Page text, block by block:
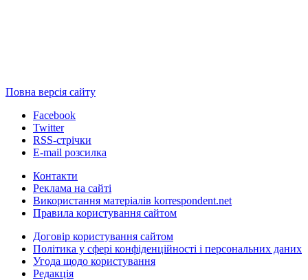
Повна версія сайту
Facebook
Twitter
RSS-стрічки
E-mail розсилка
Контакти
Реклама на сайті
Використання матеріалів korrespondent.net
Правила користування сайтом
Договір користування сайтом
Політика у сфері конфіденційності і персональних даних
Угода щодо користування
Редакція